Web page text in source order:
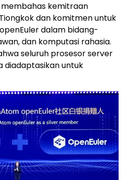
membahas kemitraan
dan komitmen untuk
dalam bidang-
dan komputasi rahasia.
seluruh prosesor server
diadaptasikan untuk